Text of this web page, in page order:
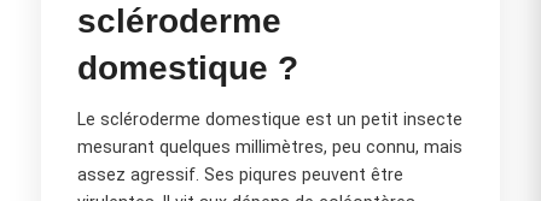
scléroderme
domestique ?
Le scléroderme domestique est un petit insecte
mesurant quelques millimètres, peu connu, mais
assez agressif. Ses piqures peuvent être